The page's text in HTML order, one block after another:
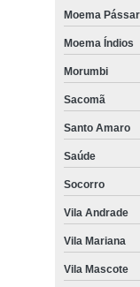
Moema
Moema Índios
Morumbi
Sacomã
Santo Amaro
Saúde
Socorro
Vila Andrade
Vila Mariana
Vila Mascote